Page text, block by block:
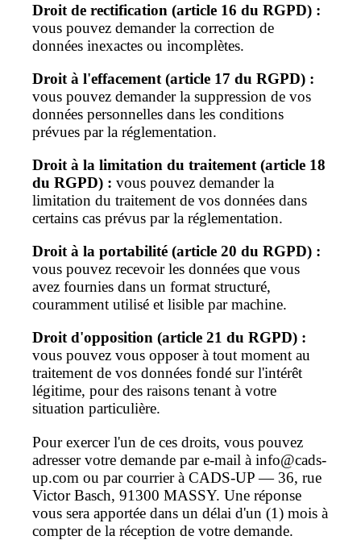
Droit de rectification (article 16 du RGPD) :
vous pouvez demander la correction de
données inexactes ou incomplètes.
Droit à l'effacement (article 17 du RGPD) :
vous pouvez demander la suppression de vos
données personnelles dans les conditions
prévues par la réglementation.
Droit à la limitation du traitement (article 18
du RGPD) : vous pouvez demander la
limitation du traitement de vos données dans
certains cas prévus par la réglementation.
Droit à la portabilité (article 20 du RGPD) :
vous pouvez recevoir les données que vous
avez fournies dans un format structuré,
couramment utilisé et lisible par machine.
Droit d'opposition (article 21 du RGPD) :
vous pouvez vous opposer à tout moment au
traitement de vos données fondé sur l'intérêt
légitime, pour des raisons tenant à votre
situation particulière.
Pour exercer l'un de ces droits, vous pouvez
adresser votre demande par e-mail à info@cads-
up.com ou par courrier à CADS-UP — 36, rue
Victor Basch, 91300 MASSY. Une réponse
vous sera apportée dans un délai d'un (1) mois à
compter de la réception de votre demande.